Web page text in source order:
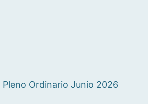
Pleno Ordinario Junio 2026